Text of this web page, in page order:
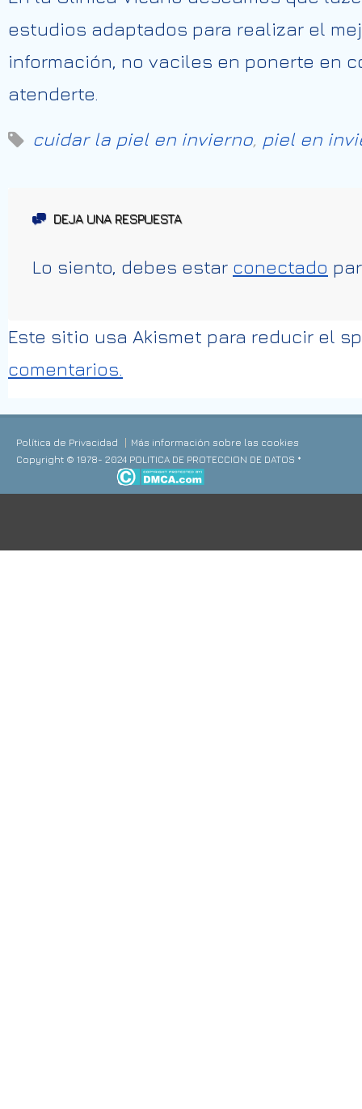
estudios adaptados para realizar el
información, no vaciles en ponerte en
atenderte.
cuidar la piel en invierno, piel en
DEJA UNA RESPUESTA
Lo siento, debes estar conectado
Este sitio usa Akismet para reducir el
comentarios.
Política de Privacidad
Más información sobre las cookies
Copyright © 1978- 2024 POLITICA DE PROTECCION DE DATOS *